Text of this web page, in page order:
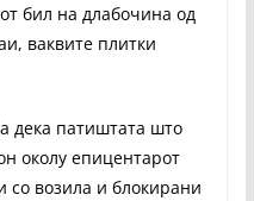
бил на длабочина од
ваквите плитки
дека патиштата што
околу епицентарот
со возила и блокирани